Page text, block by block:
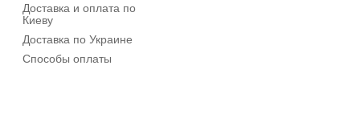
Доставка и оплата по
Киеву
Доставка по Украине
Способы оплаты